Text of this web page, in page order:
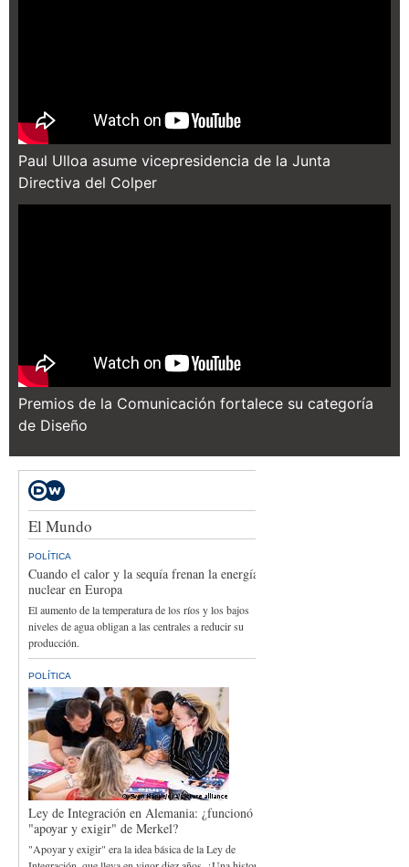
Paul Ulloa asume vicepresidencia de la Junta
Directiva del Colper
Premios de la Comunicación fortalece su categoría
de Diseño